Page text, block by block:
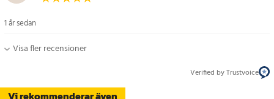
Vi rekommenderar även
1 år sedan
Visa fler recensioner
Verified by Trustvoice